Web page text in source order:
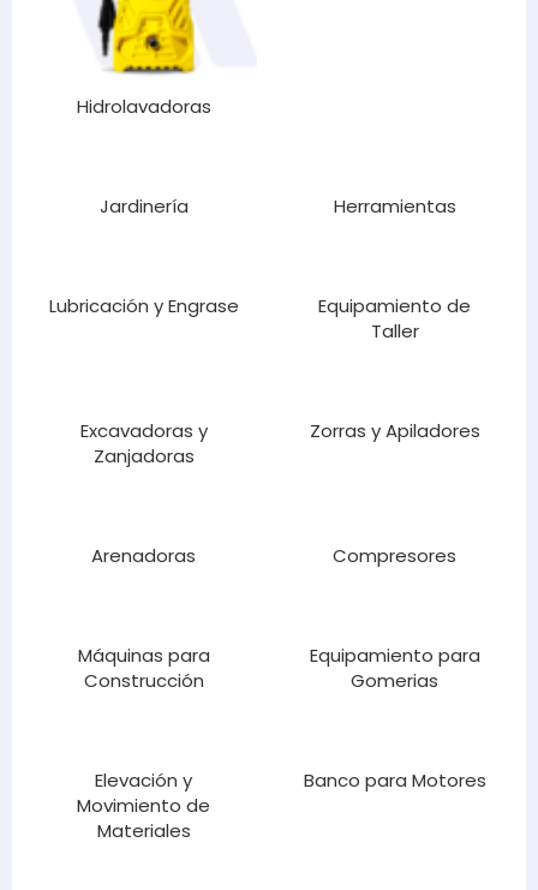
Hidrolavadoras
Jardinería Herramientas
Lubricación y Engrase
Equipamiento de
Taller
Excavadoras y
Zanjadoras
Zorras y Apiladores
Arenadoras Compresores
Máquinas para
Construcción
Equipamiento para
Gomerias
Elevación y
Movimiento de
Materiales
Banco para Motores